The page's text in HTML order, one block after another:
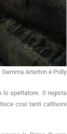
Gemma Arterton è Polly
lo spettatore. Il regista
così tanti cattivoni